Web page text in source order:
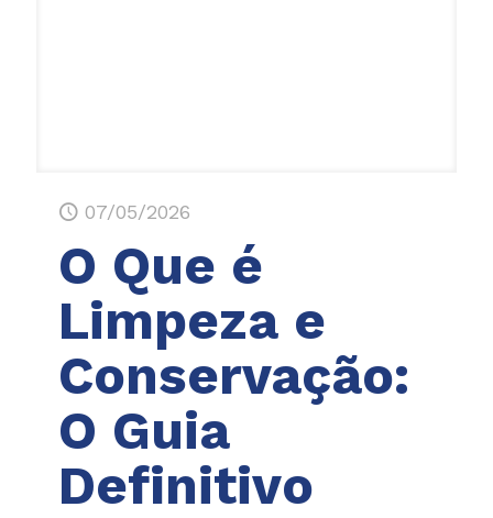
07/05/2026
O Que é
Limpeza e
Conservação:
O Guia
Definitivo